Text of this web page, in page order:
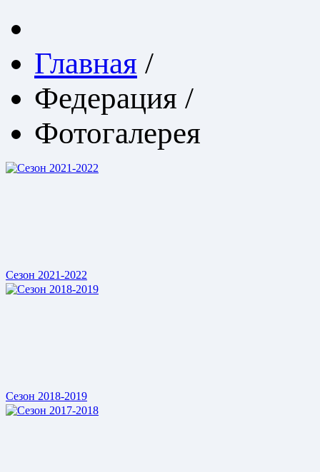
Главная /
Федерация /
Фотогалерея
Сезон 2021-2022
Сезон 2018-2019